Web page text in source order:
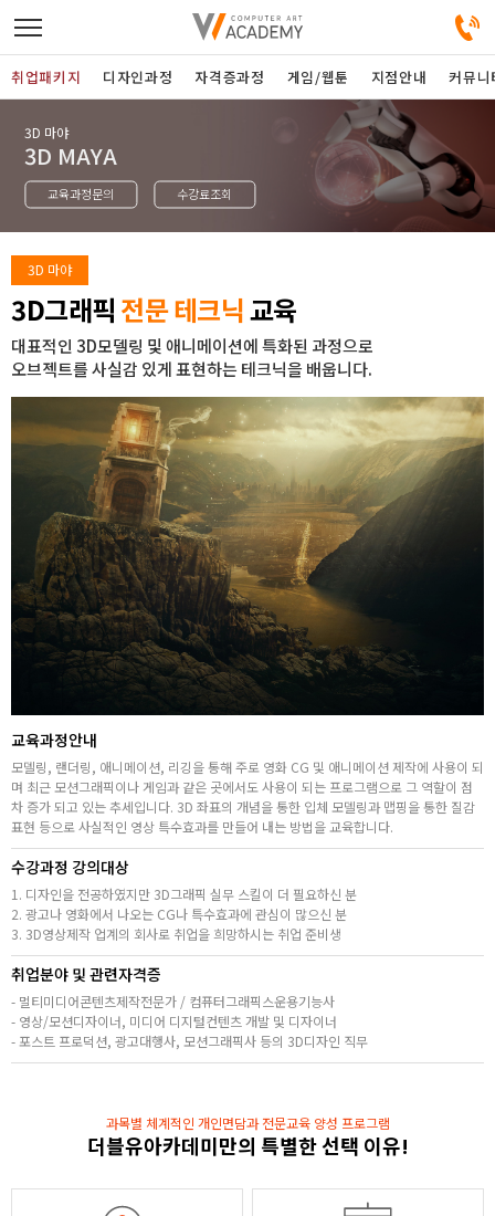
디자인정규과정
디자인단과과정
게임과정
자격증과정
커뮤니티
취업지원센터
고객상담센터
아카데미소개
취업패키지 디자인과정 자격증과정 게임/웹툰 지점안내 커뮤니
3D 마야
3D MAYA
교육과정문의 수강료조회
3D 마야
3D그래픽 전문 테크닉교육
대표적인 3D모델링 및 애니메이션에 특화된 과정으로
오브젝트를 사실감 있게 표현하는 테크닉을 배웁니다.
교육과정안내
모델링, 랜더링, 애니메이션, 리깅을 통해 주로 영화 CG 및 애니메이션 제작에 사용이 되
며 최근 모션그래픽이나 게임과 같은 곳에서도 사용이 되는 프로그램으로 그 역할이 점
차 증가 되고 있는 추세입니다. 3D 좌표의 개념을 통한 입체 모델링과 맵핑을 통한 질감
표현 등으로 사실적인 영상 특수효과를 만들어 내는 방법을 교육합니다.
수강과정 강의대상
1. 디자인을 전공하였지만 3D그래픽 실무 스킬이 더 필요하신 분
2. 광고나 영화에서 나오는 CG나 특수효과에 관심이 많으신 분
3. 3D영상제작 업계의 회사로 취업을 희망하시는 취업 준비생
취업분야 및 관련자격증
- 멀티미디어콘텐츠제작전문가 / 컴퓨터그래픽스운용기능사
- 영상/모션디자이너, 미디어 디지털컨텐츠 개발 및 디자이너
- 포스트 프로덕션, 광고대행사, 모션그래픽사 등의 3D디자인 직무
과목별 체계적인 개인면담과 전문교육 양성 프로그램
더블유아카데미만의 특별한 선택 이유!